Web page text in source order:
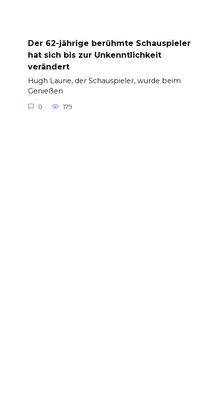
Der 62-jährige berühmte Schauspieler
hat sich bis zur Unkenntlichkeit
verändert
Hugh Laurie, der Schauspieler, wurde beim
Genießen
0 179